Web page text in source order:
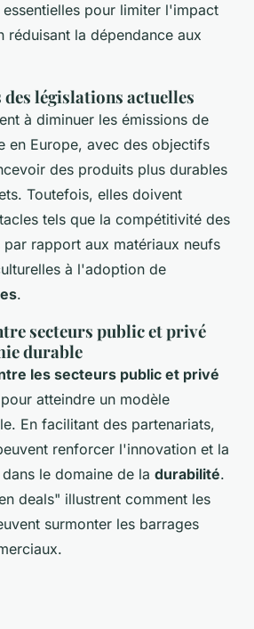
pour limiter l'impact
réduisant la dépendance aux
législations actuelles
à diminuer les émissions de
en Europe, avec des objectifs
des produits plus durables
Toutefois, elles doivent
tels que la compétitivité des
rapport aux matériaux neufs
à l'adoption de
.
secteurs public et privé
durable
les secteurs public et privé
atteindre un modèle
En facilitant des partenariats,
renforcer l'innovation et la
le domaine de la durabilité.
deals" illustrent comment les
surmonter les barrages